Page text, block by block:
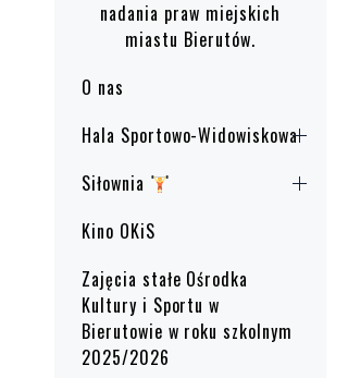
nadania praw miejskich
miastu Bierutów.
O nas
Hala Sportowo-Widowiskowa
Siłownia
Kino OKiS
Zajęcia stałe Ośrodka
Kultury i Sportu w
Bierutowie w roku szkolnym
2025/2026